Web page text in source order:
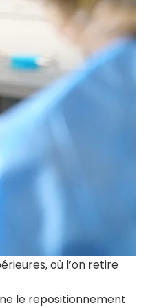
où l’on retire
le repositionnement